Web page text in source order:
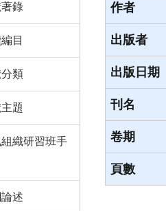
作者
出版者
出版日期
刊名
卷期
頁數
錄
目
類
題
織研習班手
述